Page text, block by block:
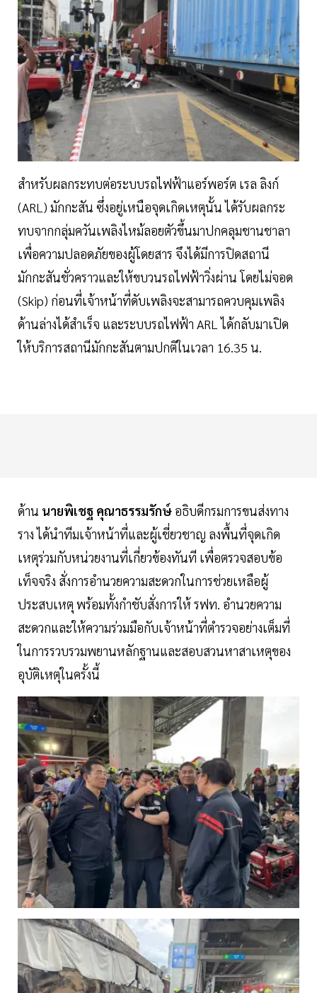
สำหรับผลกระทบต่อระบบรถไฟฟ้าแอร์พอร์ต เรล ลิงก์
(ARL) มักกะสัน ซึ่งอยู่เหนือจุดเกิดเหตุนั้น ได้รับผลกระ
ทบจากกลุ่มควันเพลิงไหม้ลอยตัวขึ้นมาปกคลุมชานชาลา
เพื่อความปลอดภัยของผู้โดยสาร จึงได้มีการปิดสถานี
มักกะสันชั่วคราวและให้ขบวนรถไฟฟ้าวิ่งผ่าน โดยไม่จอด
(Skip) ก่อนที่เจ้าหน้าที่ดับเพลิงจะสามารถควบคุมเพลิง
ด้านล่างได้สำเร็จ และระบบรถไฟฟ้า ARL ได้กลับมาเปิด
ให้บริการสถานีมักกะสันตามปกติในเวลา 16.35 น.
ด้าน นายพิเชฐ คุณาธรรมรักษ์ อธิบดีกรมการขนส่งทาง
ราง ได้นำทีมเจ้าหน้าที่และผู้เชี่ยวชาญ ลงพื้นที่จุดเกิด
เหตุร่วมกับหน่วยงานที่เกี่ยวข้องทันที เพื่อตรวจสอบข้อ
เท็จจริง สั่งการอำนวยความสะดวกในการช่วยเหลือผู้
ประสบเหตุ พร้อมทั้งกำชับสั่งการให้ รฟท. อำนวยความ
สะดวกและให้ความร่วมมือกับเจ้าหน้าที่ตำรวจอย่างเต็มที่
ในการรวบรวมพยานหลักฐานและสอบสวนหาสาเหตุของ
อุบัติเหตุในครั้งนี้